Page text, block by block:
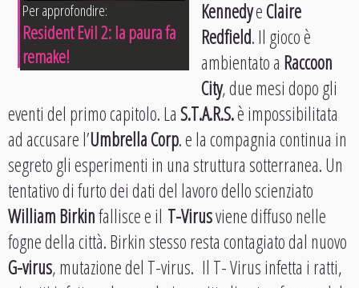
Per approfondire:
Resident Evil 2: la paura fa
remake!
KennedyeClaire
Redfield. Il gioco è
ambientato a Raccoon
City, due mesi dopo gli
eventi del primo capitolo. LaS.T.A.R.S.è impossibilitata
ad accusare l’Umbrella Corp. e la compagnia continua in
segreto gli esperimenti in una struttura sotterranea. Un
tentativo di furto dei dati del lavoro dello scienziato
William Birkinfallisce e il T-Virusviene diffuso nelle
fogne della città. Birkin stesso resta contagiato dal nuovo
G-virus, mutazione del T-virus. Il T- Virus infetta i ratti,